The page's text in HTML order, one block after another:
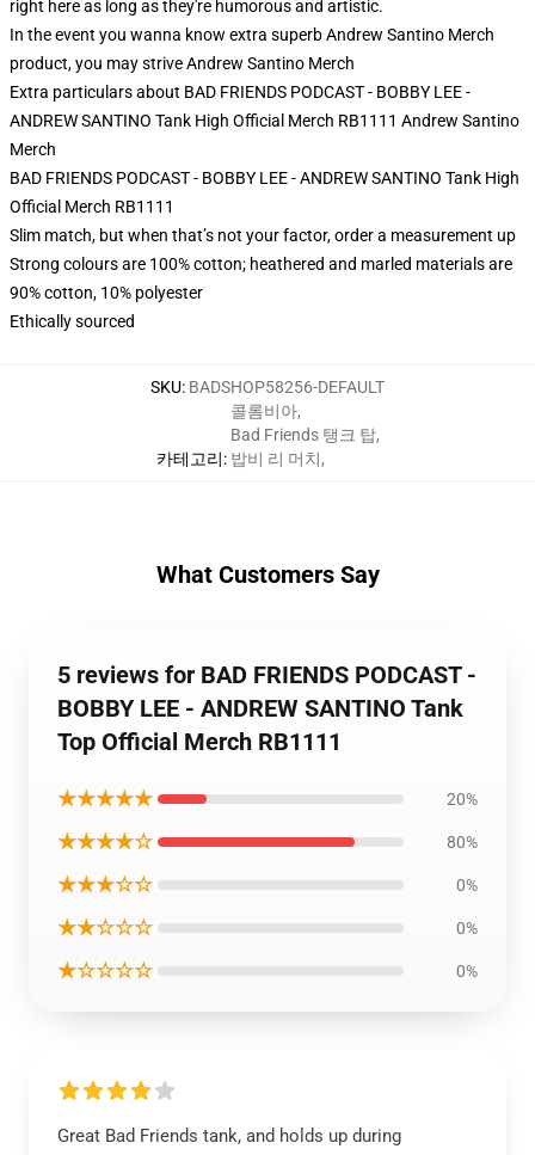
right here as long as they're humorous and artistic.
In the event you wanna know extra superb Andrew Santino Merch
product, you may striveAndrew Santino Merch
Extra particulars about BAD FRIENDS PODCAST - BOBBY LEE -
ANDREW SANTINO Tank High Official Merch RB1111 Andrew Santino
Merch
BAD FRIENDS PODCAST - BOBBY LEE - ANDREW SANTINO Tank High
Official Merch RB1111
Slim match, but when that’s not your factor, order a measurement up
Strong colours are 100% cotton; heathered and marled materials are
90% cotton, 10% polyester
Ethically sourced
SKU: BADSHOP58256-DEFAULT
카테고리:
콜롬비아,
Bad Friends 탱크 탑,
밥비 리 머치,
What Customers Say
5 reviews for BAD FRIENDS PODCAST -
BOBBY LEE - ANDREW SANTINO Tank
Top Official Merch RB1111
★★★★★ 20%
★★★★☆ 80%
★★★☆☆ 0%
★★☆☆☆ 0%
★☆☆☆☆ 0%
Great Bad Friends tank, and holds up during